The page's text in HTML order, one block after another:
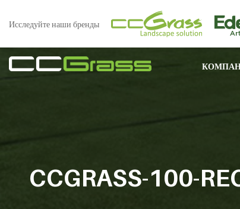
Исследуйте наши бренды
CCGRASS-100-